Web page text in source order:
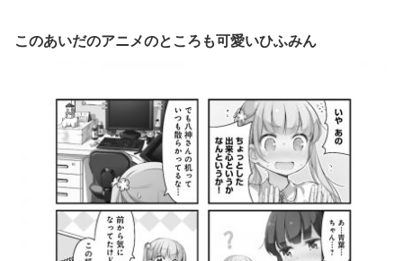
このあいだのアニメのところも可愛いひふみん